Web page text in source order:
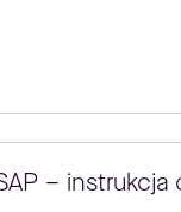
– instrukcja